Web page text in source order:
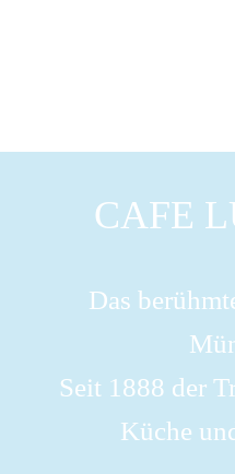
CAFE
Das
Seit 1888 der
Küche